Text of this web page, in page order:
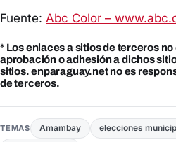
Fuente: Abc Color –
* Los enlaces a sitios de terceros
aprobación o adhesión a dichos
sitios. enparaguay.net no es
de terceros.
TEMAS Amambay elecciones